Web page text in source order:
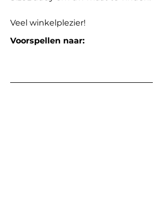
Veel winkelplezier!
Voorspellen naar: